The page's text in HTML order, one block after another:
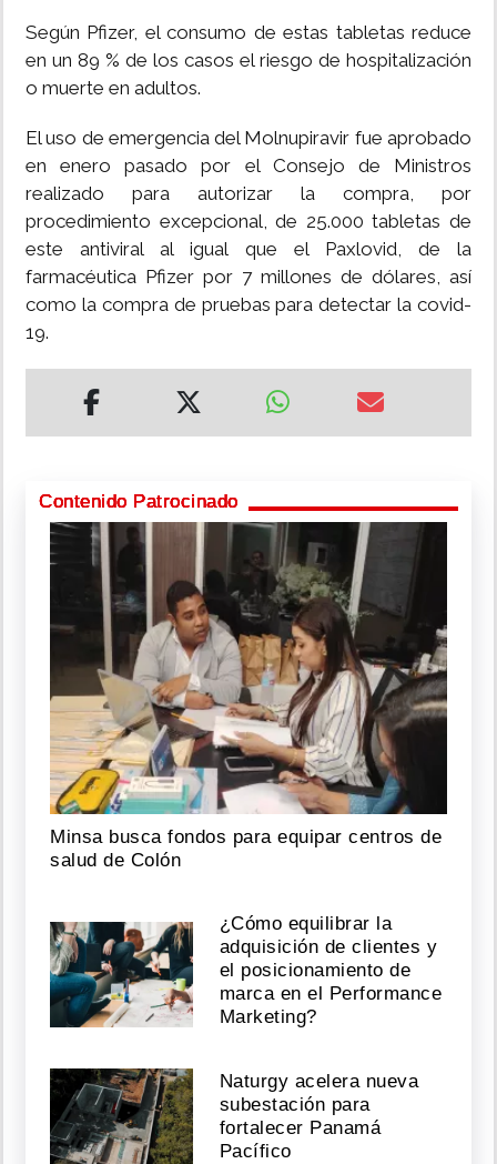
Según Pfizer, el consumo de estas tabletas reduce
en un 89 % de los casos el riesgo de hospitalización
o muerte en adultos.
El uso de emergencia del Molnupiravir fue aprobado
en enero pasado por el Consejo de Ministros
realizado para autorizar la compra, por
procedimiento excepcional, de 25.000 tabletas de
este antiviral al igual que el Paxlovid, de la
farmacéutica Pfizer por 7 millones de dólares, así
como la compra de pruebas para detectar la covid-
19.
Contenido Patrocinado
Minsa busca fondos para equipar centros de
salud de Colón
¿Cómo equilibrar la
adquisición de clientes y
el posicionamiento de
marca en el Performance
Marketing?
Naturgy acelera nueva
subestación para
fortalecer Panamá
Pacífico